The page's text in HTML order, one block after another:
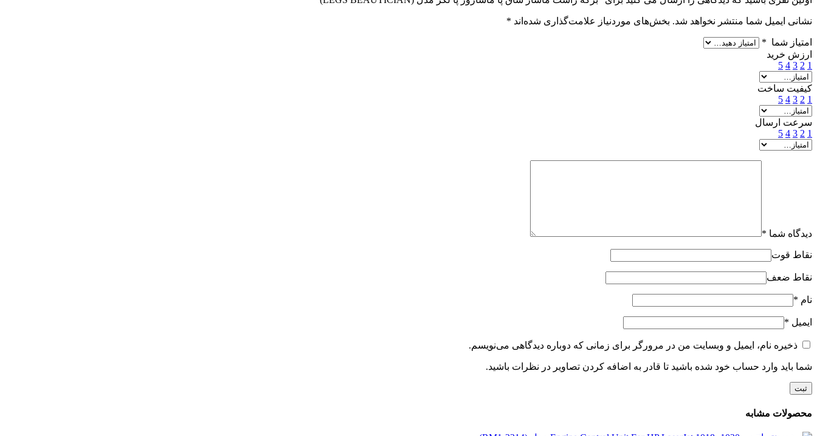
نشانی ایمیل شما منتشر نخواهد شد. بخش‌های موردنیاز علامت‌گذاری شده‌اند *
امتیاز شما *
ارزش خرید
1
2
3
4
5
کیفیت ساخت
1
2
3
4
5
سرعت ارسال
1
2
3
4
5
دیدگاه شما *
نقاط قوت
نقاط ضعف
نام *
ایمیل *
ذخیره نام، ایمیل و وبسایت من در مرورگر برای زمانی که دوباره دیدگاهی می‌نویسم.
شما باید وارد حساب خود شده باشید تا قادر به اضافه کردن تصاویر در نظرات باشید.
محصولات مشابه